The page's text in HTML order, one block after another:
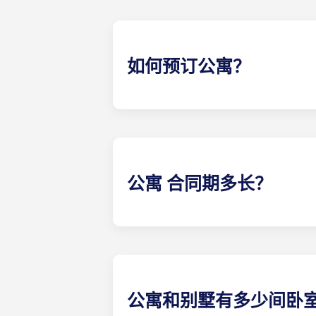
如何预订公寓？
公寓 合同期多长？
公寓和别墅有多少间卧